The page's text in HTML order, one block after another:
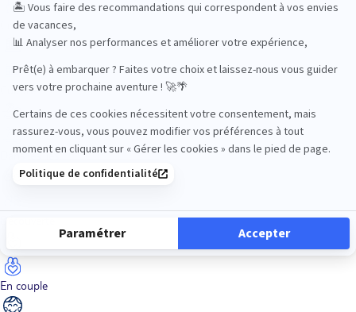
Croisières
Culture
Dans les îles
En couple